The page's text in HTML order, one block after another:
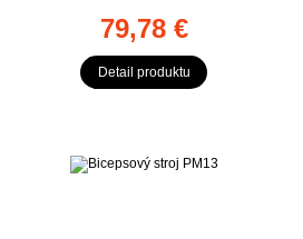
79,78 €
Detail produktu